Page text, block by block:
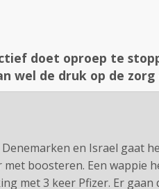
doet oproep te
wel de druk op de
en Israel gaat
boosteren. Een wappie
met 3 keer Pfizer. Er gaan